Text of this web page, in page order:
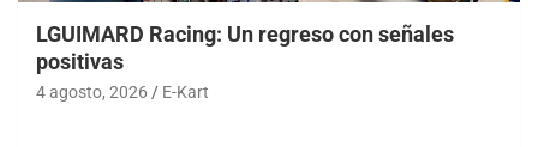
LGUIMARD Racing: Un regreso con señales
positivas
4 agosto, 2026 E-Kart